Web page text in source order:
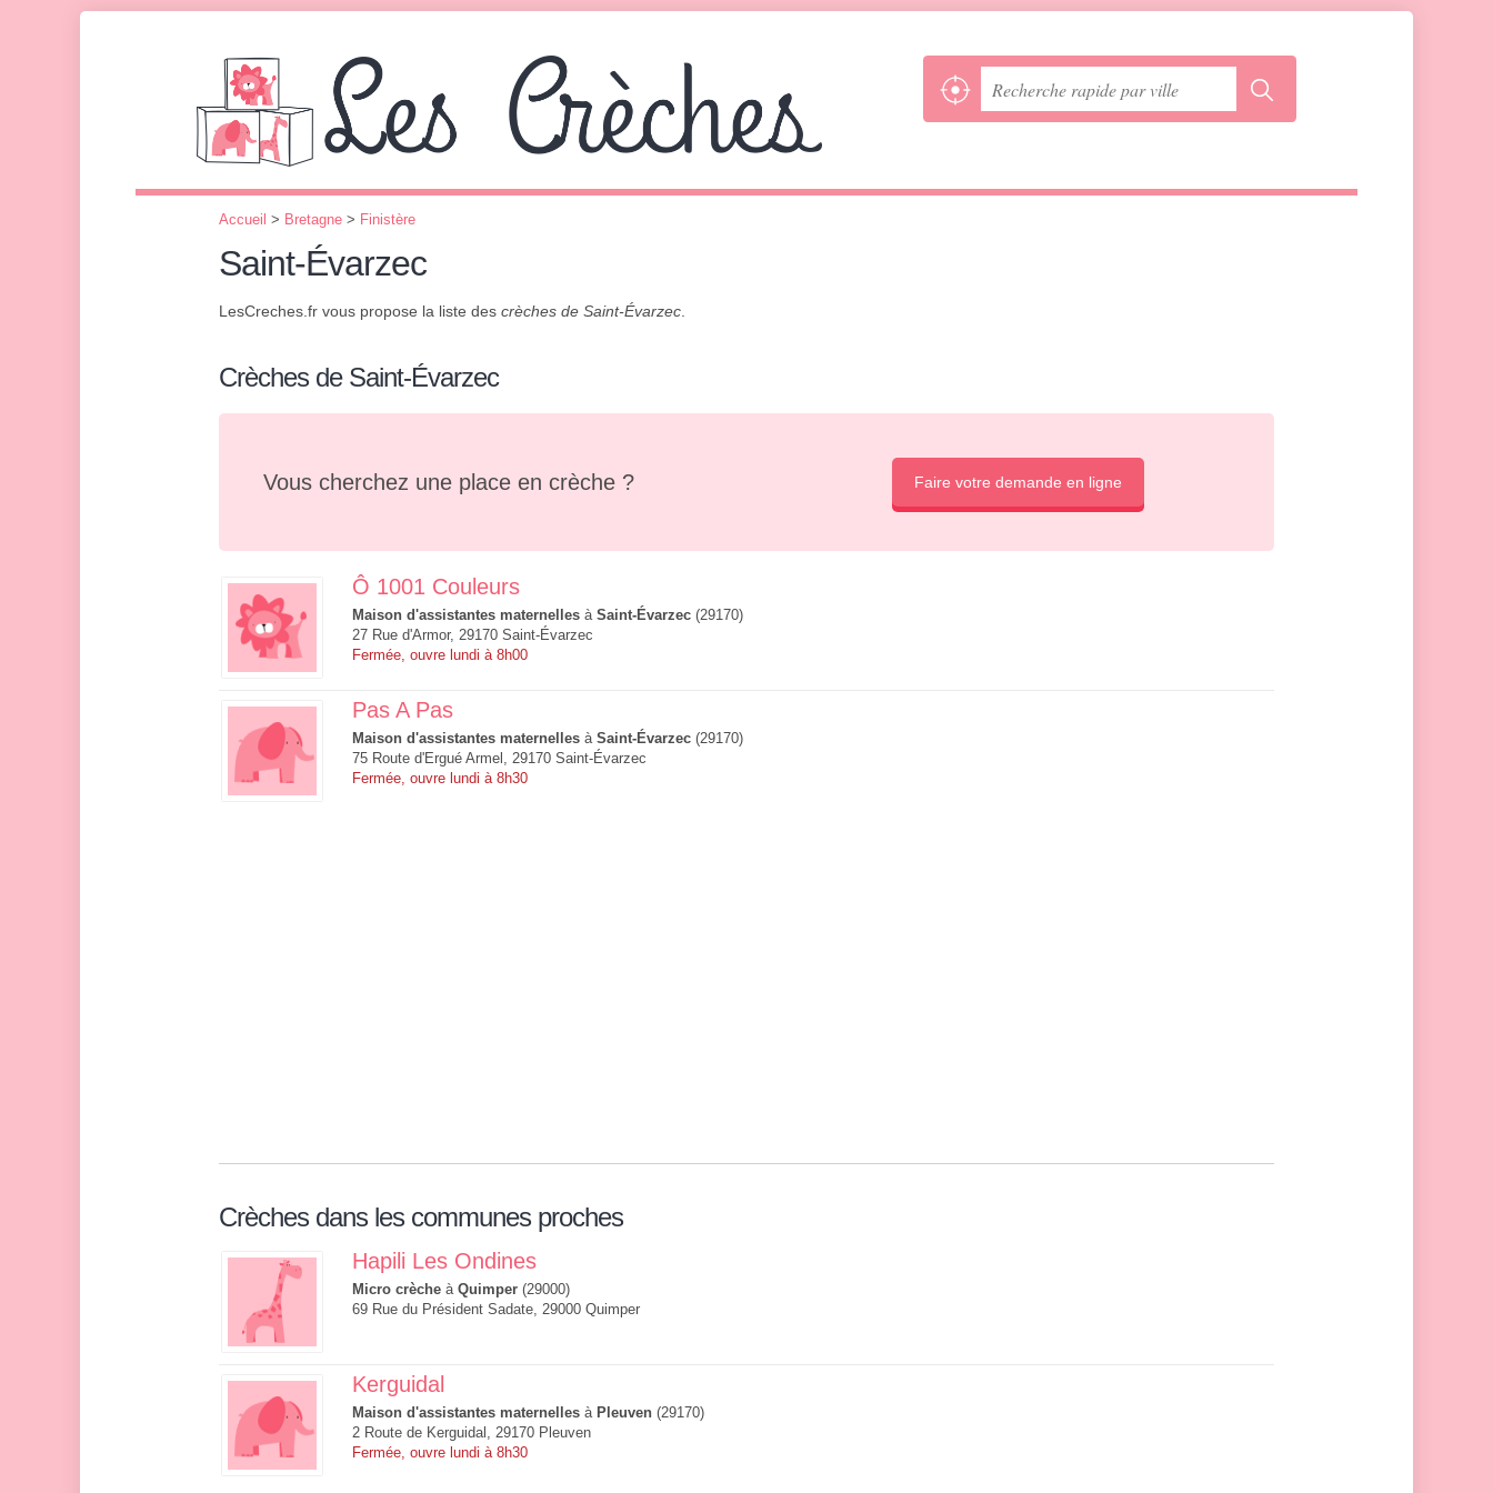
Accueil > Bretagne > Finistère
Saint-Évarzec
LesCreches.fr vous propose la liste des crèches de Saint-Évarzec
Crèches de Saint-Évarzec
Vous cherchez une place en crèche ? Faire votre demande en ligne
Ô 1001 Couleurs
Maison d'assistantes maternelles à Saint-Évarzec (29170)
27 Rue d'Armor, 29170 Saint-Évarzec
Fermée, ouvre lundi à 8h00
Pas A Pas
Maison d'assistantes maternelles à Saint-Évarzec (29170)
75 Route d'Ergué Armel, 29170 Saint-Évarzec
Fermée, ouvre lundi à 8h30
Crèches dans les communes proches
Hapili Les Ondines
Micro crèche à Quimper (29000)
69 Rue du Président Sadate, 29000 Quimper
Kerguidal
Maison d'assistantes maternelles à Pleuven (29170)
2 Route de Kerguidal, 29170 Pleuven
Fermée, ouvre lundi à 8h30